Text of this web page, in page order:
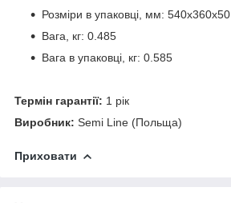
Розміри в упаковці, мм: 540х360х50
Вага, кг: 0.485
Вага в упаковці, кг: 0.585
Термін гарантії: 1 рік
Виробник: Semi Line (Польща)
Приховати